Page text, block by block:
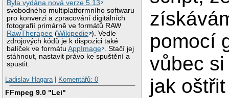
Byla vydána nová verze 5.13
svobodného multiplatformního softwaru
pro konverzi a zpracování digitálních
fotografií primárně ve formátů RAW
RawTherapee (Wikipedie ). Vedle
zdrojových kódů je k dispozici také
balíček ve formátuAppImage . Stačí jej
stáhnout, nastavit právo ke spuštění a
spustit.
Ladislav Hagara
Komentářů: 0
FFmpeg 9.0 "Lei"
pomocí
vůbec
jak